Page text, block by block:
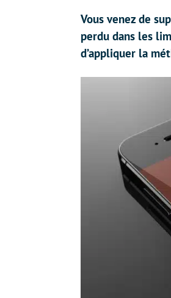
Vous venez de
perdu dans les
d’appliquer la